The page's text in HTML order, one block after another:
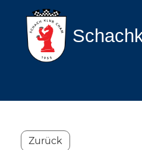
Zurück